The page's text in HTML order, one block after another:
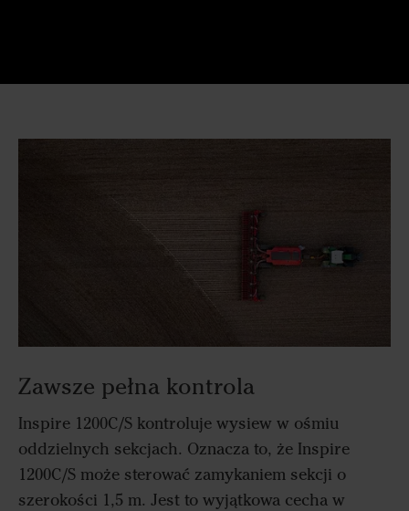
Zawsze pełna kontrola
Inspire 1200C/S kontroluje wysiew w ośmiu
oddzielnych sekcjach. Oznacza to, że Inspire
1200C/S może sterować zamykaniem sekcji o
szerokości 1,5 m. Jest to wyjątkowa cecha w